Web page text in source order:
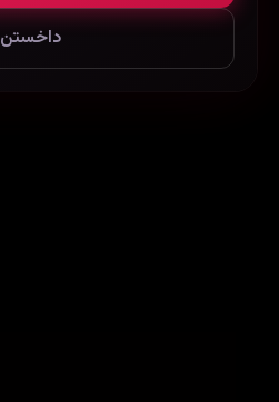
داخستن